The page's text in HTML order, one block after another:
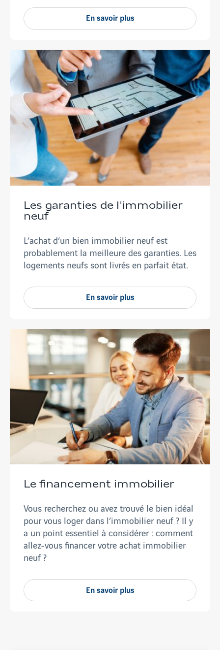
En savoir plus
Les garanties de l'immobilier
neuf
L’achat d’un bien immobilier neuf est
probablement la meilleure des garanties. Les
logements neufs sont livrés en parfait état.
En savoir plus
Le financement immobilier
Vous recherchez ou avez trouvé le bien idéal
pour vous loger dans l’immobilier neuf ? Il y
a un point essentiel à considérer : comment
allez-vous financer votre achat immobilier
neuf ?
En savoir plus